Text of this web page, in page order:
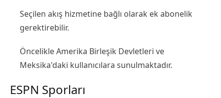
Seçilen akış hizmetine bağlı olarak ek abonelik
gerektirebilir.
Öncelikle Amerika Birleşik Devletleri ve
Meksika'daki kullanıcılara sunulmaktadır.
ESPN Sporları